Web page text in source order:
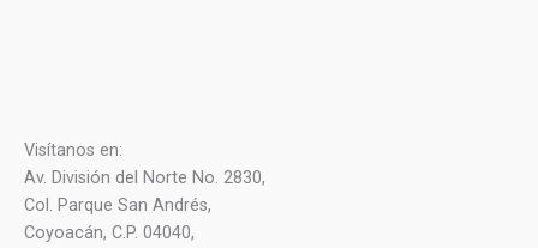
Visítanos en:
Av. División del Norte No. 2830,
Col. Parque San Andrés,
Coyoacán, C.P. 04040,